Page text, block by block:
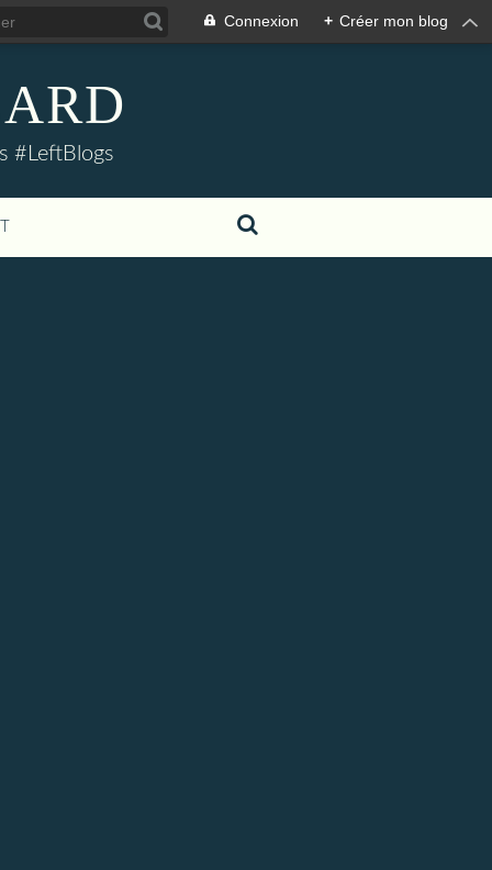
Connexion + Créer mon blog
#LeftBlogs